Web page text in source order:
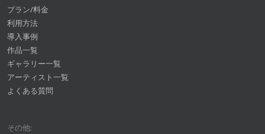
プラン/料金
利用方法
導入事例
作品一覧
ギャラリー一覧
アーティスト一覧
よくある質問
その他: